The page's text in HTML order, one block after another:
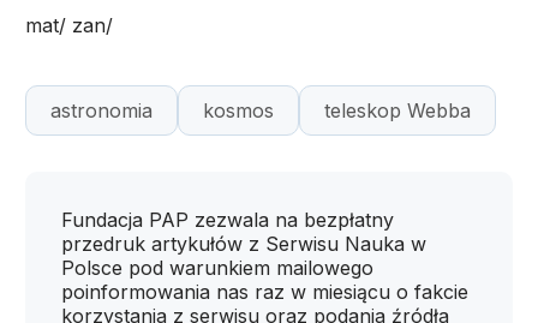
mat/ zan/
astronomia kosmos teleskop Webba
Fundacja PAP zezwala na bezpłatny
przedruk artykułów z Serwisu Nauka w
Polsce pod warunkiem mailowego
poinformowania nas raz w miesiącu o fakcie
korzystania z serwisu oraz podania źródła